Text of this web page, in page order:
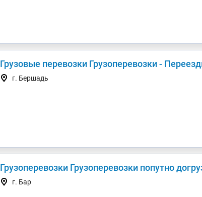
Грузовые перевозки Грузоперевозки -
г. Бершадь
Грузоперевозки
г. Бар